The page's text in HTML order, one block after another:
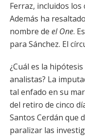
Ferraz, incluidos los
Además ha
nombre de el One.
para Sánchez. El
¿Cuál es la
analistas? La
tal enfado en su
del retiro de cinco
Santos Cerdán que
paralizar las